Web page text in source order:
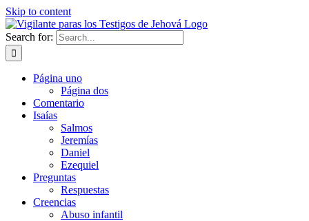
Skip to content
Search for:
Página uno
Página dos
Comentario
Isaías
Salmos
Jeremías
Daniel
Ezequiel
Preguntas
Respuestas
Creencias
Abuso infantil